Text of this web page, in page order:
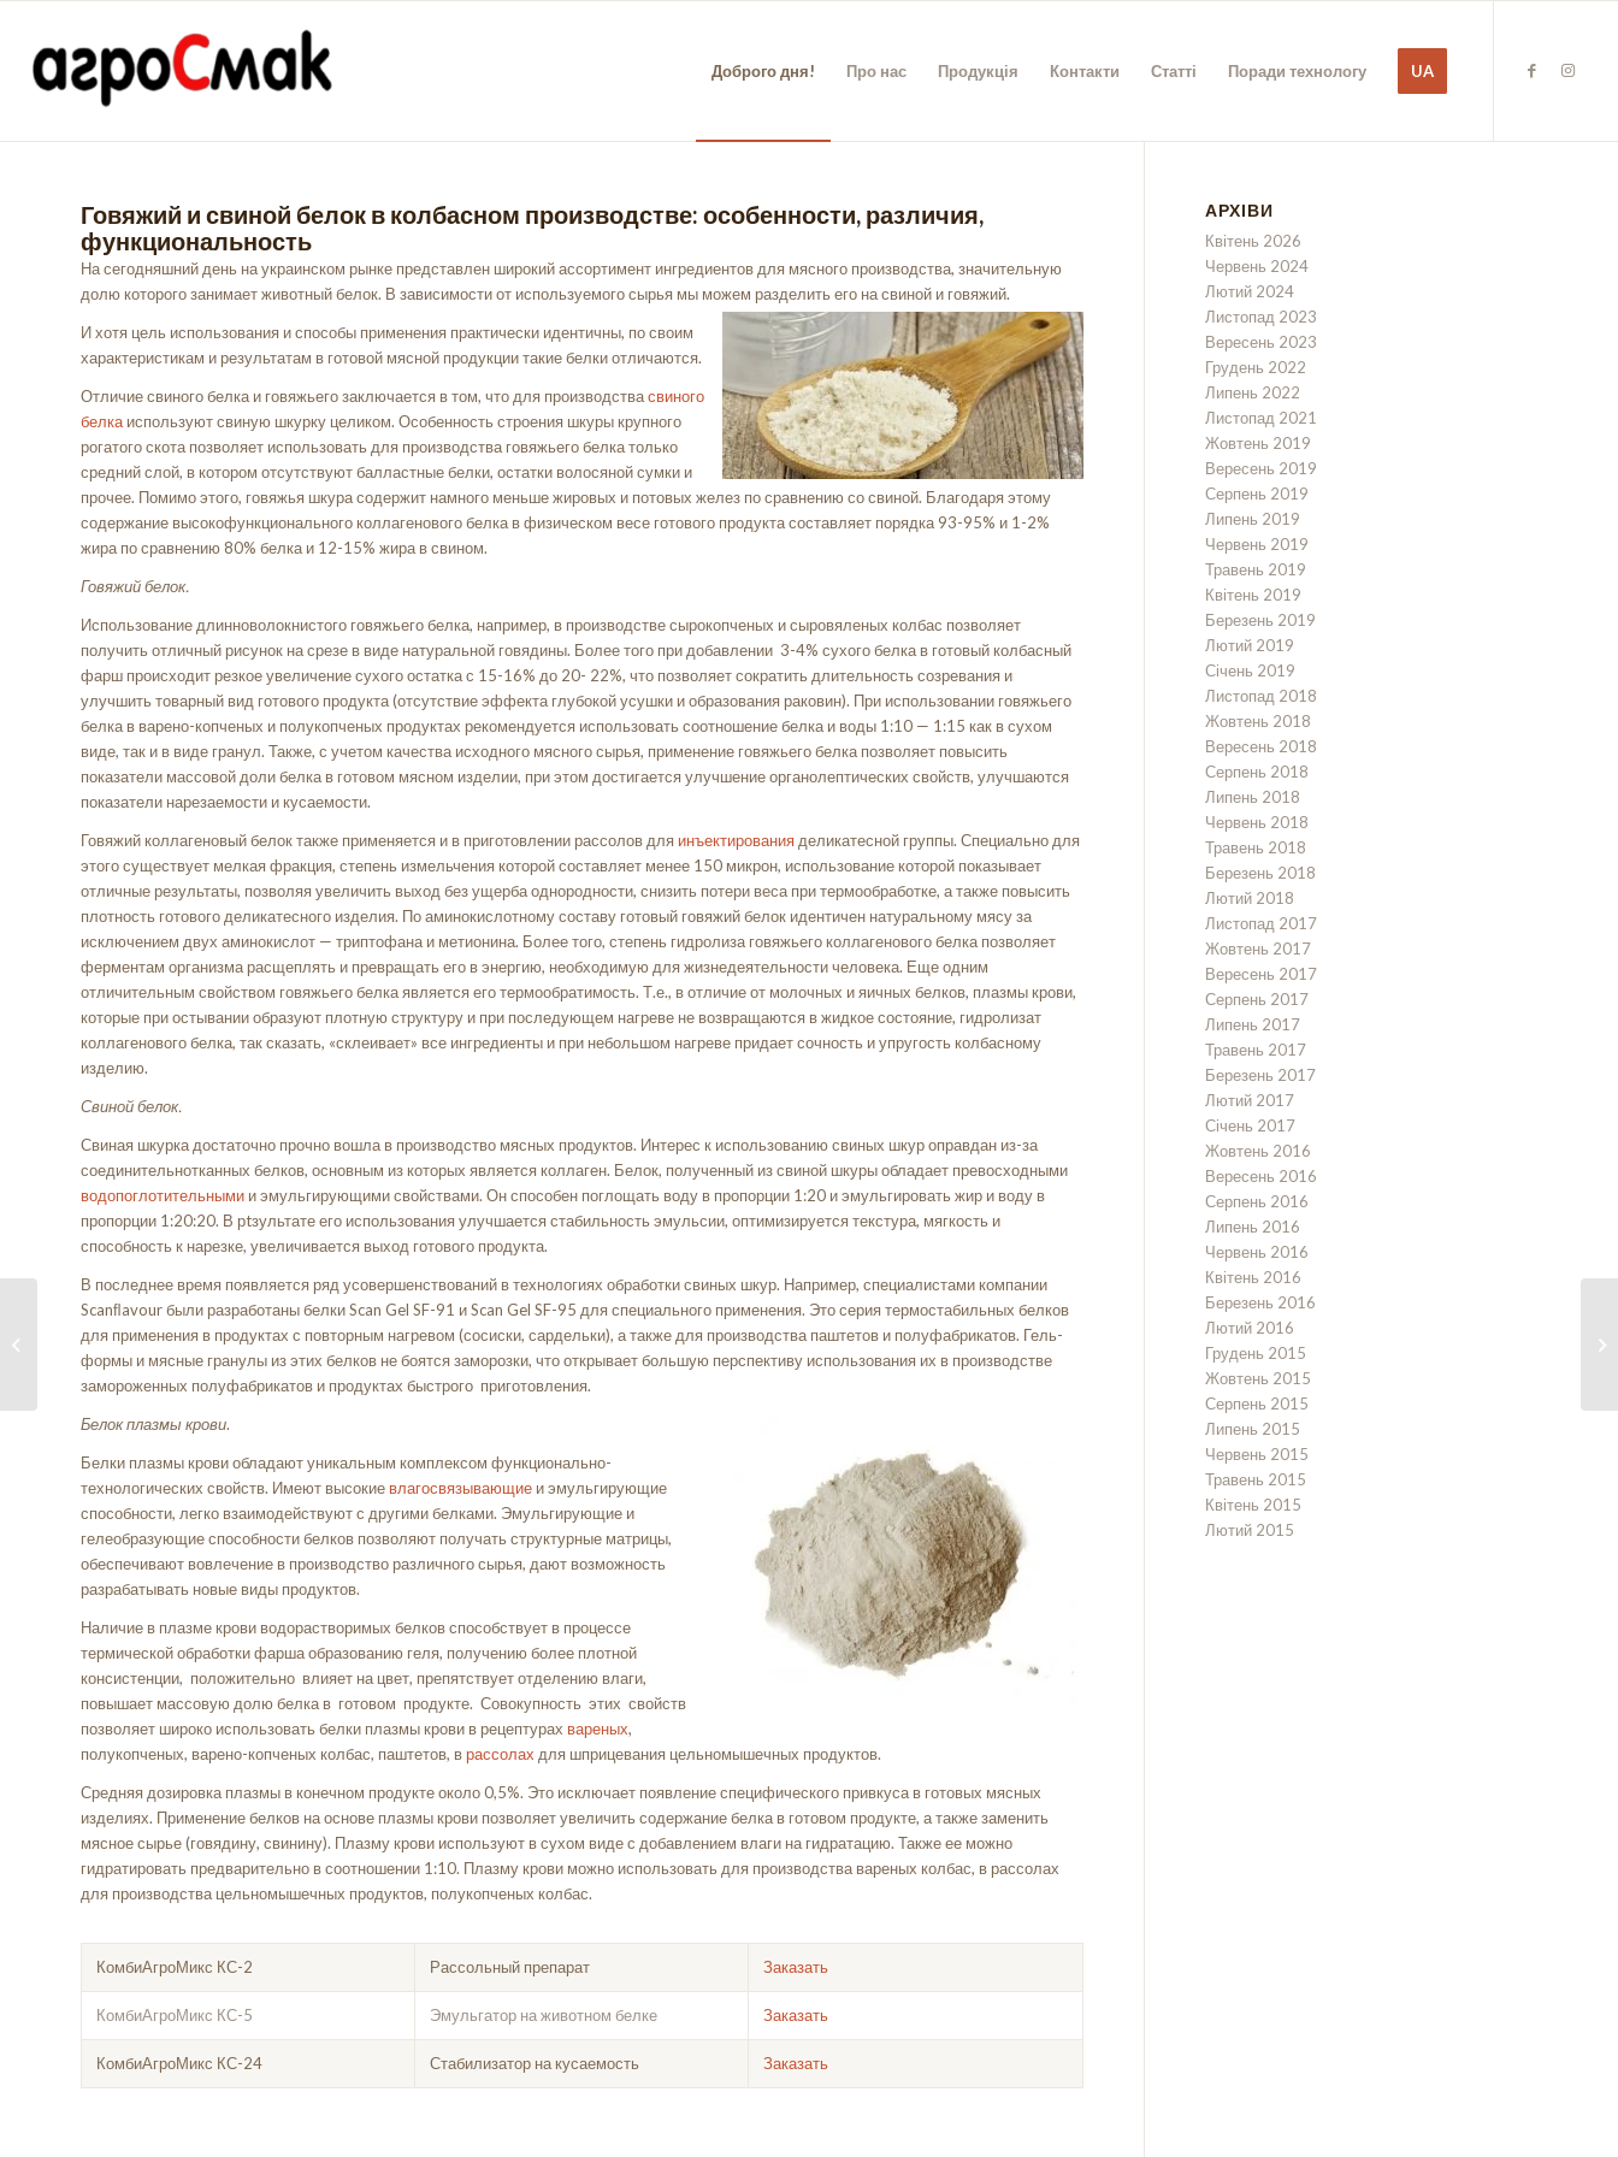
Доброго дня! Про нас Продукція Контакти Статті Поради технологу UA
Говяжий и свиной белок в колбасном производстве: особенности, различия,
функциональность
На сегодняшний день на украинском рынке представлен широкий ассортимент ингредиентов для мясного производства, значительную
долю которого занимает животный белок. В зависимости от используемого сырья мы можем разделить его на свиной и говяжий.
И хотя цель использования и способы применения практически идентичны, по своим
характеристикам и результатам в готовой мясной продукции такие белки отличаются.
Отличие свиного белка и говяжьего заключается в том, что для производствасвиного
белка используют свиную шкурку целиком. Особенность строения шкуры крупного
рогатого скота позволяет использовать для производства говяжьего белка только
средний слой, в котором отсутствуют балластные белки, остатки волосяной сумки и
прочее. Помимо этого, говяжья шкура содержит намного меньше жировых и потовых желез по сравнению со свиной. Благодаря этому
содержание высокофункционального коллагенового белка в физическом весе готового продукта составляет порядка 93-95% и 1-2%
жира по сравнению 80% белка и 12-15% жира в свином.
Говяжий белок.
Использование длинноволокнистого говяжьего белка, например, в производстве сырокопченых и сыровяленых колбас позволяет
получить отличный рисунок на срезе в виде натуральной говядины. Более того при добавлении 3-4% сухого белка в готовый колбасный
фарш происходит резкое увеличение сухого остатка с 15-16% до 20- 22%, что позволяет сократить длительность созревания и
улучшить товарный вид готового продукта (отсутствие эффекта глубокой усушки и образования раковин). При использовании говяжьего
белка в варено-копченых и полукопченых продуктах рекомендуется использовать соотношение белка и воды 1:10 — 1:15 как в сухом
виде, так и в виде гранул. Также, с учетом качества исходного мясного сырья, применение говяжьего белка позволяет повысить
показатели массовой доли белка в готовом мясном изделии, при этом достигается улучшение органолептических свойств, улучшаются
показатели нарезаемости и кусаемости.
Говяжий коллагеновый белок также применяется и в приготовлении рассолов для инъектирования деликатесной группы. Специально для
этого существует мелкая фракция, степень измельчения которой составляет менее 150 микрон, использование которой показывает
отличные результаты, позволяя увеличить выход без ущерба однородности, снизить потери веса при термообработке, а также повысить
плотность готового деликатесного изделия. По аминокислотному составу готовый говяжий белок идентичен натуральному мясу за
исключением двух аминокислот — триптофана и метионина. Более того, степень гидролиза говяжьего коллагенового белка позволяет
ферментам организма расщеплять и превращать его в энергию, необходимую для жизнедеятельности человека. Еще одним
отличительным свойством говяжьего белка является его термообратимость. Т.е., в отличие от молочных и яичных белков, плазмы крови,
которые при остывании образуют плотную структуру и при последующем нагреве не возвращаются в жидкое состояние, гидролизат
коллагенового белка, так сказать, «склеивает» все ингредиенты и при небольшом нагреве придает сочность и упругость колбасному
изделию.
Свиной белок.
Свиная шкурка достаточно прочно вошла в производство мясных продуктов. Интерес к использованию свиных шкур оправдан из-за
соединительнотканных белков, основным из которых является коллаген. Белок, полученный из свиной шкуры обладает превосходными
водопоглотительными и эмульгирующими свойствами. Он способен поглощать воду в пропорции 1:20 и эмульгировать жир и воду в
пропорции 1:20:20. В рtзультате его использования улучшается стабильность эмульсии, оптимизируется текстура, мягкость и
способность к нарезке, увеличивается выход готового продукта.
В последнее время появляется ряд усовершенствований в технологиях обработки свиных шкур. Например, специалистами компании
Scanﬂavour были разработаны белки Scan Gel SF-91 и Scan Gel SF-95 для специального применения. Это серия термостабильных белков
для применения в продуктах с повторным нагревом (сосиски, сардельки), а также для производства паштетов и полуфабрикатов. Гель-
формы и мясные гранулы из этих белков не боятся заморозки, что открывает большую перспективу использования их в производстве
замороженных полуфабрикатов и продуктах быстрого приготовления.
Белок плазмы крови.
Белки плазмы крови обладают уникальным комплексом функционально-
технологических свойств. Имеют высокие влагосвязывающие и эмульгирующие
способности, легко взаимодействуют с другими белками. Эмульгирующие и
гелеобразующие способности белков позволяют получать структурные матрицы,
обеспечивают вовлечение в производство различного сырья, дают возможность
разрабатывать новые виды продуктов.
Наличие в плазме крови водорастворимых белков способствует в процессе
термической обработки фарша образованию геля, получению более плотной
консистенции, положительно влияет на цвет, препятствует отделению влаги,
повышает массовую долю белка в готовом продукте. Совокупность этих свойств
позволяет широко использовать белки плазмы крови в рецептурах вареных,
полукопченых, варено-копченых колбас, паштетов, врассолах для шприцевания цельномышечных продуктов.
Средняя дозировка плазмы в конечном продукте около 0,5%. Это исключает появление специфического привкуса в готовых мясных
изделиях. Применение белков на основе плазмы крови позволяет увеличить содержание белка в готовом продукте, а также заменить
мясное сырье (говядину, свинину). Плазму крови используют в сухом виде с добавлением влаги на гидратацию. Также ее можно
гидратировать предварительно в соотношении 1:10. Плазму крови можно использовать для производства вареных колбас, в рассолах
для производства цельномышечных продуктов, полукопченых колбас.
КомбиАгроМикс КС-2 Рассольный препарат Заказать
КомбиАгроМикс КС-5 Эмульгатор на животном белке Заказать
КомбиАгроМикс КС-24 Стабилизатор на кусаемость Заказать
АРХІВИ
Квітень 2026
Червень 2024
Лютий 2024
Листопад 2023
Вересень 2023
Грудень 2022
Липень 2022
Листопад 2021
Жовтень 2019
Вересень 2019
Серпень 2019
Липень 2019
Червень 2019
Травень 2019
Квітень 2019
Березень 2019
Лютий 2019
Січень 2019
Листопад 2018
Жовтень 2018
Вересень 2018
Серпень 2018
Липень 2018
Червень 2018
Травень 2018
Березень 2018
Лютий 2018
Листопад 2017
Жовтень 2017
Вересень 2017
Серпень 2017
Липень 2017
Травень 2017
Березень 2017
Лютий 2017
Січень 2017
Жовтень 2016
Вересень 2016
Серпень 2016
Липень 2016
Червень 2016
Квітень 2016
Березень 2016
Лютий 2016
Грудень 2015
Жовтень 2015
Серпень 2015
Липень 2015
Червень 2015
Травень 2015
Квітень 2015
Лютий 2015
Вареные колбасные
изделия
(эмульгированные...